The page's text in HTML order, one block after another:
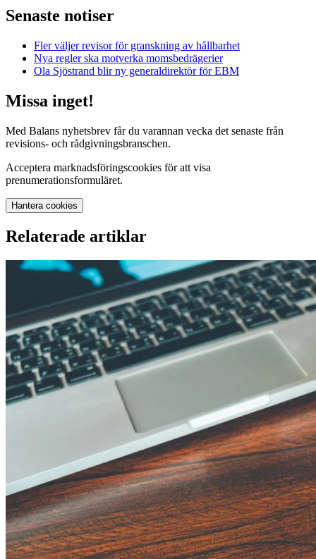
Senaste notiser
Fler väljer revisor för granskning av hållbarhet
Nya regler ska motverka momsbedrägerier
Ola Sjöstrand blir ny generaldirektör för EBM
Missa inget!
Med Balans nyhetsbrev får du varannan vecka det senaste från
revisions- och rådgivningsbranschen.
Acceptera marknadsföringscookies för att visa
prenumerationsformuläret.
Hantera cookies
Relaterade artiklar